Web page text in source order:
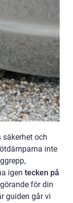
och
inte
igen tecken på
för din
guiden går vi